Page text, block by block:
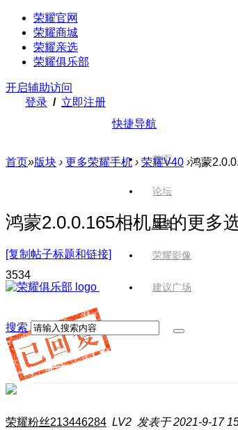
荣耀官网
荣耀商城
荣耀亲选
荣耀俱乐部
开启辅助访问
登录 / 立即注册
快捷导航
首页
论坛
版块
荣耀影像
建议广场
搜索
首页»版块 › 更多荣耀手机 › 荣耀V40 ›鸿蒙
鸿蒙2.0.0.165相机里的更多
[复制帖子标题和链接]
3534
荣耀粉丝213446284 LV2 发表于 2021-9-17